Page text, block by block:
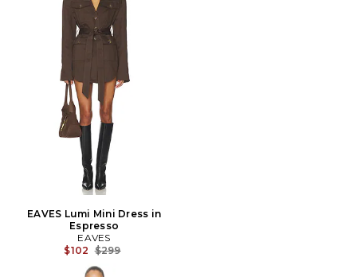
EAVES Lumi Mini Dress in
Espresso
EAVES
$102 Prix Avant Réduction:
$299